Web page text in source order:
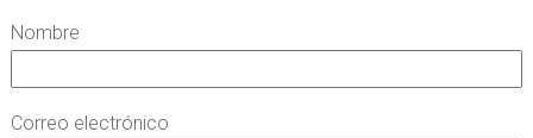
Nombre
Correo electrónico